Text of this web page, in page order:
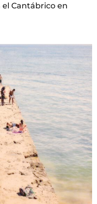
Cantábrico en